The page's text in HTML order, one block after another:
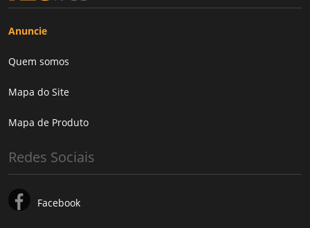
Anuncie
Quem somos
Mapa do Site
Mapa de Produto
Redes Sociais
Facebook